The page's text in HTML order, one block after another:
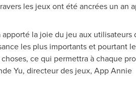
les jeux ont été ancrées un an
la joie du jeu aux
les plus importants et pourtant
ce qui permettra à chaque
Yu, directeur des jeux, App Annie